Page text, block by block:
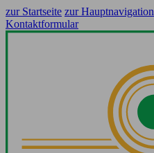
zur Startseite zur Hauptnavigation
Kontaktformular